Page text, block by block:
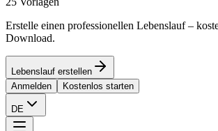
Erstelle einen professionellen Lebenslauf –
Download.
Lebenslauf erstellen
Anmelden
Kostenlos starten
DE